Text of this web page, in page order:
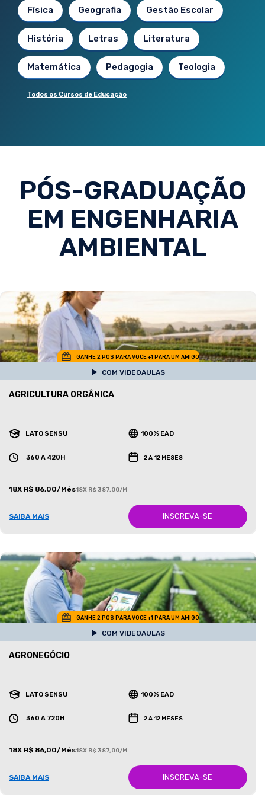
Física Geografia Gestão Escolar
História Letras Literatura
Matemática Pedagogia Teologia
Todos os Cursos de Educação
PÓS-GRADUAÇÃO
EM ENGENHARIA
AMBIENTAL
GANHE 2 POS PARA VOCE +1 PARA UM AMIGO
COM VIDEOAULAS
AGRICULTURA ORGÂNICA
LATO SENSU 100% EAD
360 A 420H 2 A 12 MESES
18X R$ 86,00/Mês18X R$ 387,00/Mês
SAIBA MAIS INSCREVA-SE
GANHE 2 POS PARA VOCE +1 PARA UM AMIGO
COM VIDEOAULAS
AGRONEGÓCIO
LATO SENSU 100% EAD
360 A 720H 2 A 12 MESES
18X R$ 86,00/Mês18X R$ 387,00/Mês
SAIBA MAIS INSCREVA-SE